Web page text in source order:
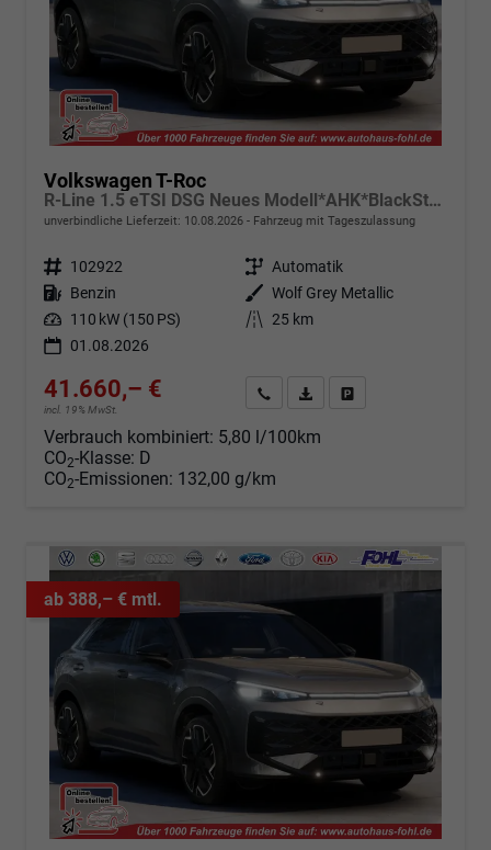
Volkswagen T-Roc
R-Line 1.5 eTSI DSG Neues Modell*AHK*BlackStyle*Matrix*19"*Android Auto*EasyOpen*SHZ*Kamera*ParkAsstPro*ACC*Keyless
unverbindliche Lieferzeit: 10.08.2026 Fahrzeug mit Tageszulassung
Fahrzeugnr. 102922 Getriebe Automatik
Kraftstoff Benzin Außenfarbe Wolf Grey Metallic
Leistung 110 kW (150 PS) Kilometerstand 25 km
01.08.2026
41.660,– €
incl. 19% MwSt.
Angebot anfordern
Fahrzeugexpose (PDF)
Verbrauch kombiniert: 5,80 l/100km
CO2-Klasse: D
CO2-Emissionen: 132,00 g/km
ab 388,– € mtl.